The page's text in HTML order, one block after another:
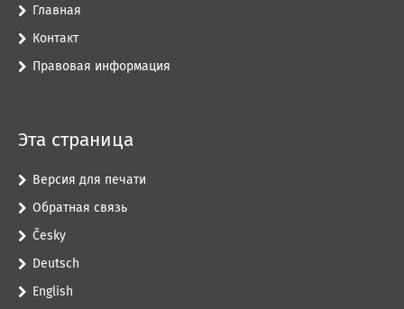
Главная
Контакт
Правовая информация
Эта страница
Версия для печати
Обратная связь
Česky
Deutsch
English